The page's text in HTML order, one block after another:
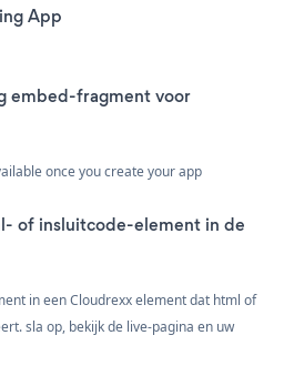
App
embed-fragment voor
once you create your app
of insluitcode-element in de
in een Cloudrexx element dat html of
sla op, bekijk de live-pagina en uw